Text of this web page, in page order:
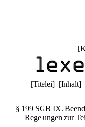
[
[Titelei] [Inhalt]
§ 199 SGB IX.
Regelungen zur